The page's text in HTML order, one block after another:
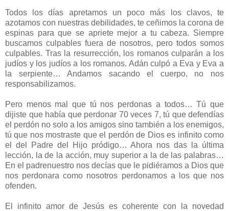
Todos los días apretamos un poco más los clavos, te
azotamos con nuestras debilidades, te ceñimos la corona de
espinas para que se apriete mejor a tu cabeza. Siempre
buscamos culpables fuera de nosotros, pero todos somos
culpables. Tras la resurrección, los romanos culparán a los
judíos y los judíos a los romanos. Adán culpó a Eva y Eva a
la serpiente… Andamos sacando el cuerpo, no nos
responsabilizamos.
Pero menos mal que tú nos perdonas a todos… Tú que
dijiste que había que perdonar 70 veces 7, tú que defendías
el perdón no solo a los amigos sino también a los enemigos,
tú que nos mostraste que el perdón de Dios es infinito como
el del Padre del Hijo pródigo… Ahora nos das la última
lección, la de la acción, muy superior a la de las palabras…
En el padrenuestro nos decías que le pidiéramos a Dios que
nos perdonara como nosotros perdonamos a los que nos
ofenden.
El infinito amor de Jesús es coherente con la novedad